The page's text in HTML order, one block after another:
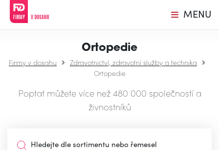
MENU
Ortopedie
Firmy v dosahu
Zdravotnictví, zdravotní služby a technika
Ortopedie
Poptat můžete více než 480 000 společností a
živnostníků
Hledejte dle sortimentu nebo řemesel